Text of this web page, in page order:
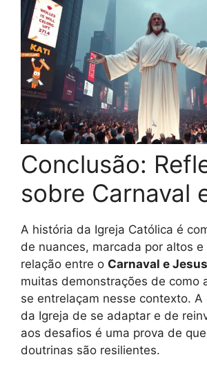
Conclusão:
sobre Carnaval
A história da Igreja Católica é
de nuances, marcada por altos e
relação entre o Carnaval e Jesus
muitas demonstrações de como
se entrelaçam nesse contexto. A
da Igreja de se adaptar e de
aos desafios é uma prova de
doutrinas são resilientes.